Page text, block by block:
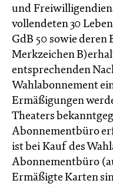
und
vollendeten 30
GdB 50 sowie
Merkzeichen
entsprechenden
Wahlabonnement
Ermäßigungen
Theaters
Abonnementbüro
ist bei Kauf des
Abonnementbüro
Ermäßigte Karten